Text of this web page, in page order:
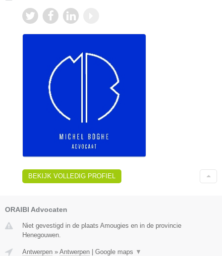
BEKIJK VOLLEDIG PROFIEL
ORAIBI Advocaten
Niet gevestigd in de plaats Amougies en in de provincie
Henegouwen.
Antwerpen » Antwerpen | Google maps ▼